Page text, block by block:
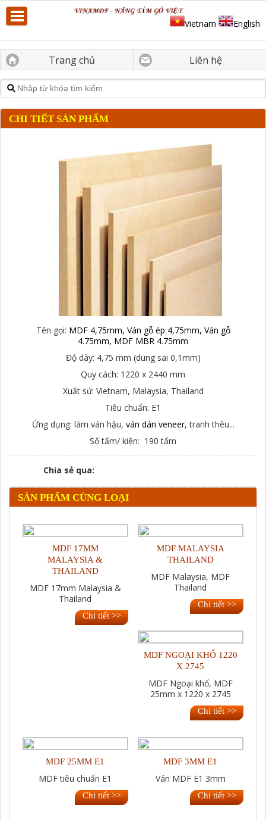
Vietnam English
Trang chủ Liên hệ
CHI TIẾT SẢN PHẨM
Tên gọi: MDF 4,75mm, Ván gỗ ép 4,75mm, Ván gỗ
4.75mm, MDF MBR 4.75mm
Độ dày: 4,75 mm (dung sai 0,1mm)
Quy cách: 1220 x 2440 mm
Xuất sứ: Vietnam, Malaysia, Thailand
Tiêu chuẩn: E1
Ứng dụng: làm ván hậu, ván dán veneer, tranh thêu...
Số tấm/ kiện: 190 tấm
Chia sẻ qua:
SẢN PHẨM CÙNG LOẠI
MDF 17MM
MALAYSIA &
THAILAND
MDF 17mm Malaysia &
Thailand
Chi tiết >>
MDF MALAYSIA
THAILAND
MDF Malaysia, MDF
Thailand
Chi tiết >>
MDF NGOẠI KHỔ 1220
X 2745
MDF Ngoại khổ, MDF
25mm x 1220 x 2745
Chi tiết >>
MDF 25MM E1
MDF tiêu chuẩn E1
Chi tiết >>
MDF 3MM E1
Ván MDF E1 3mm
Chi tiết >>